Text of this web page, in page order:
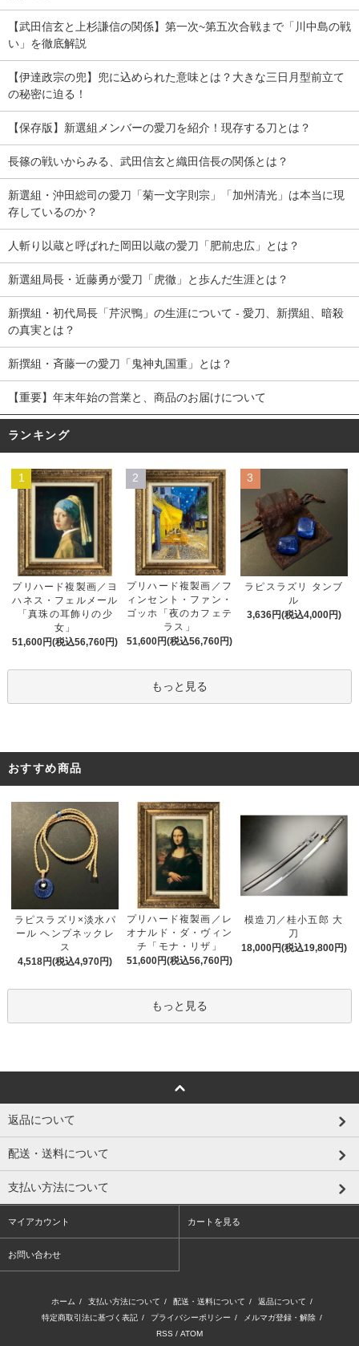
【武田信玄と上杉謙信の関係】第一次~第五次合戦まで「川中島の戦
い」を徹底解説
【伊達政宗の兜】兜に込められた意味とは？大きな三日月型前立て
の秘密に迫る！
【保存版】新選組メンバーの愛刀を紹介！現存する刀とは？
長篠の戦いからみる、武田信玄と織田信長の関係とは？
新選組・沖田総司の愛刀「菊一文字則宗」「加州清光」は本当に現
存しているのか？
人斬り以蔵と呼ばれた岡田以蔵の愛刀「肥前忠広」とは？
新選組局長・近藤勇が愛刀「虎徹」と歩んだ生涯とは？
新撰組・初代局長「芹沢鴨」の生涯について - 愛刀、新撰組、暗殺
の真実とは？
新撰組・斉藤一の愛刀「鬼神丸国重」とは？
【重要】年末年始の営業と、商品のお届けについて
ランキング
1
プリハード複製画／ヨ
ハネス・フェルメール
「真珠の耳飾りの少
女」
51,600円(税込56,760円)
2
プリハード複製画／フ
ィンセント・ファン・
ゴッホ「夜のカフェテ
ラス」
51,600円(税込56,760円)
3
ラピスラズリ タンブ
ル
3,636円(税込4,000円)
もっと見る
おすすめ商品
ラピスラズリ×淡水パ
ール ヘンプネックレ
ス
4,518円(税込4,970円)
プリハード複製画／レ
オナルド・ダ・ヴィン
チ「モナ・リザ」
51,600円(税込56,760円)
模造刀／桂小五郎 大
刀
18,000円(税込19,800円)
もっと見る
返品について
配送・送料について
支払い方法について
マイアカウント カートを見る
お問い合わせ
ホーム / 支払い方法について / 配送・送料について / 返品について /
特定商取引法に基づく表記 / プライバシーポリシー / メルマガ登録・解除 /
RSS / ATOM